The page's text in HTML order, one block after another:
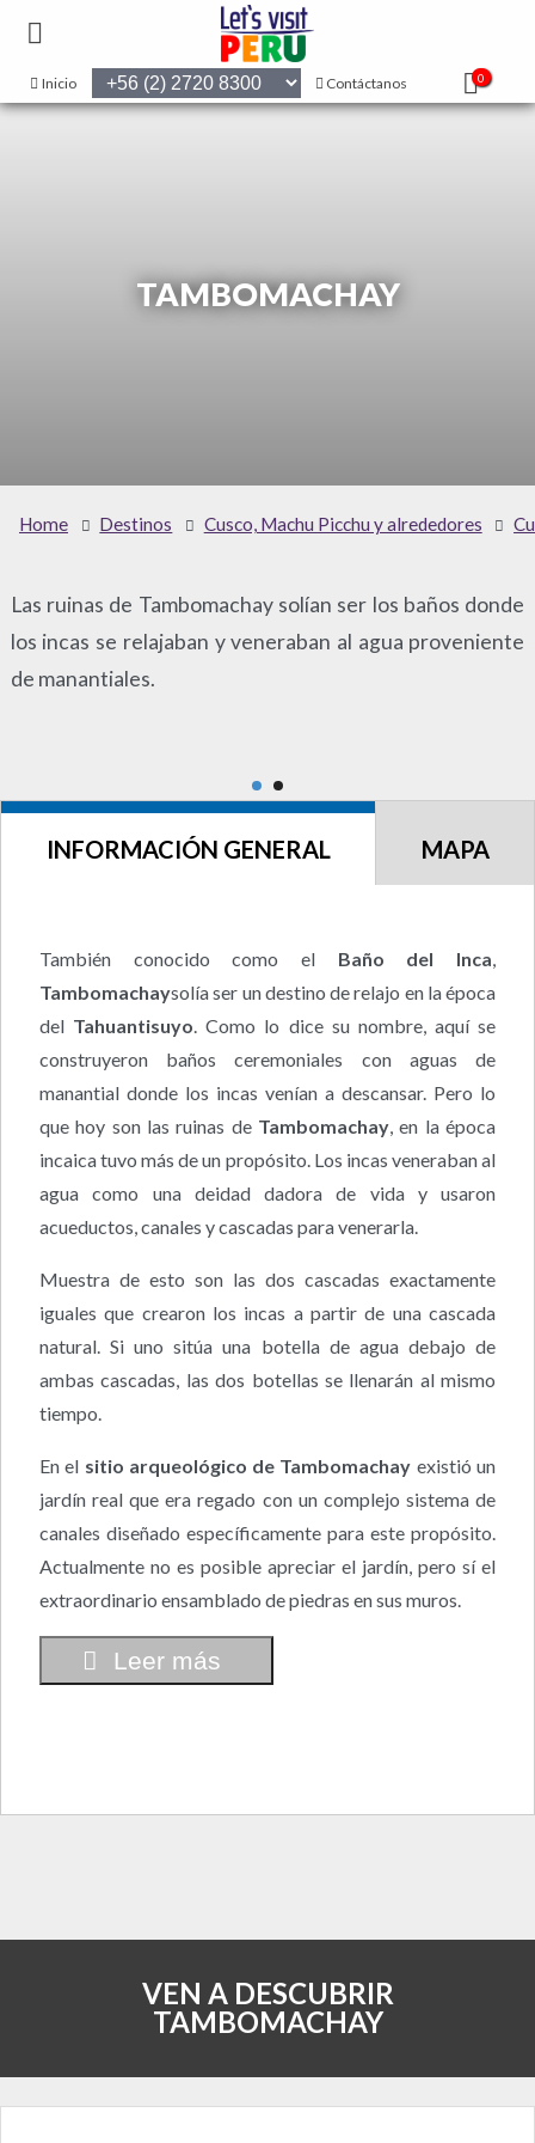
Inicio Contáctanos 0
TAMBOMACHAY
Home Destinos Cusco, Machu Picchu y alrededores
Las ruinas de Tambomachay solían ser los baños donde
los incas se relajaban y veneraban al agua proveniente
de manantiales.
INFORMACIÓN GENERAL MAPA
También conocido como el Baño del Inca
Tambomachaysolía ser un destino de relajo en la época
del Tahuantisuyo . Como lo dice su nombre, aquí se
construyeron baños ceremoniales con aguas de
manantial donde los incas venían a descansar. Pero lo
que hoy son las ruinas de Tambomachay , en la época
incaica tuvo más de un propósito. Los incas veneraban al
agua como una deidad dadora de vida y usaron
acueductos, canales y cascadas para venerarla.
Muestra de esto son las dos cascadas exactamente
iguales que crearon los incas a partir de una cascada
natural. Si uno sitúa una botella de agua debajo de
ambas cascadas, las dos botellas se llenarán al mismo
tiempo.
En el sitio arqueológico de Tambomachay existió un
jardín real que era regado con un complejo sistema de
canales diseñado específicamente para este propósito.
Actualmente no es posible apreciar el jardín, pero sí el
extraordinario ensamblado de piedras en sus muros.
Leer más
VEN A DESCUBRIR
TAMBOMACHAY